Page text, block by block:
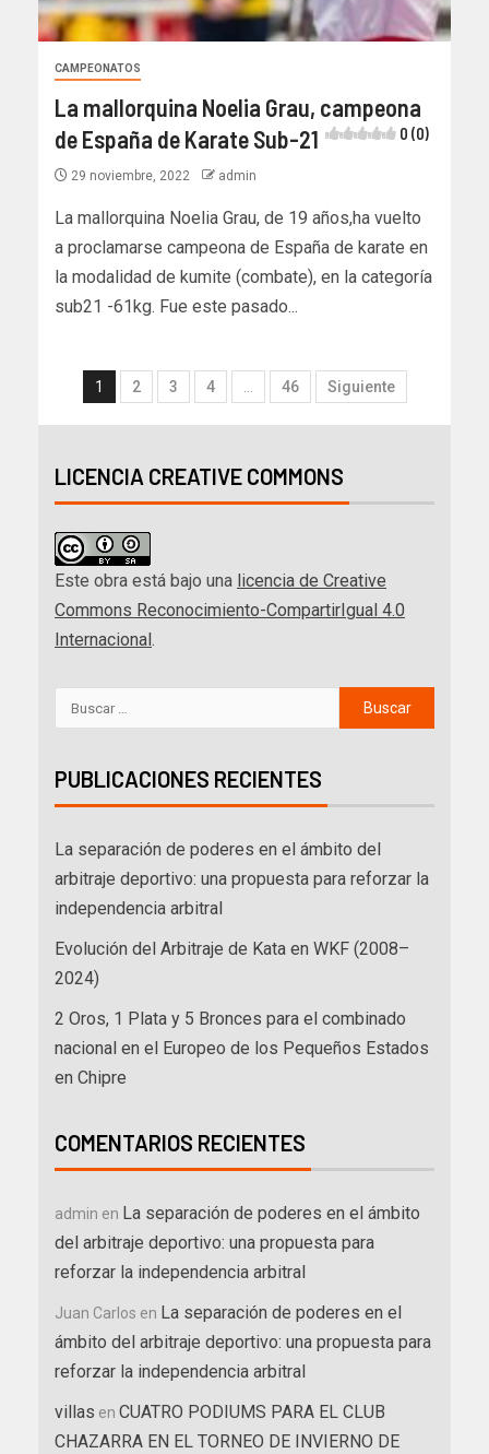
CAMPEONATOS
La mallorquina Noelia Grau, campeona
de España de Karate Sub-21
0 (0)
29 noviembre, 2022 admin
La mallorquina Noelia Grau, de 19 años,ha vuelto
a proclamarse campeona de España de karate en
la modalidad de kumite (combate), en la categoría
sub21 -61kg. Fue este pasado...
1 2 3 4 … 46 Siguiente
LICENCIA CREATIVE COMMONS
Este obra está bajo una licencia de Creative
Commons Reconocimiento-CompartirIgual 4.0
Internacional .
PUBLICACIONES RECIENTES
La separación de poderes en el ámbito del
arbitraje deportivo: una propuesta para reforzar la
independencia arbitral
Evolución del Arbitraje de Kata en WKF (2008–
2024)
2 Oros, 1 Plata y 5 Bronces para el combinado
nacional en el Europeo de los Pequeños Estados
en Chipre
COMENTARIOS RECIENTES
admin en La separación de poderes en el ámbito
del arbitraje deportivo: una propuesta para
reforzar la independencia arbitral
Juan Carlos en La separación de poderes en el
ámbito del arbitraje deportivo: una propuesta para
reforzar la independencia arbitral
villas en CUATRO PODIUMS PARA EL CLUB
CHAZARRA EN EL TORNEO DE INVIERNO DE